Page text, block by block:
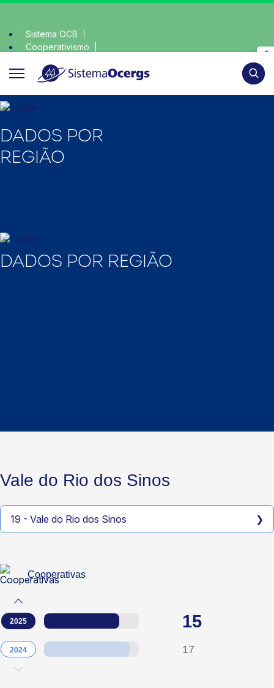
Sistema OCB
Cooperativismo
DADOS POR
REGIÃO
DADOS POR REGIÃO
19 - Vale do Rio dos Sinos ❯
Vale do Rio dos Sinos
Cooperativas
2025 15
2024 17